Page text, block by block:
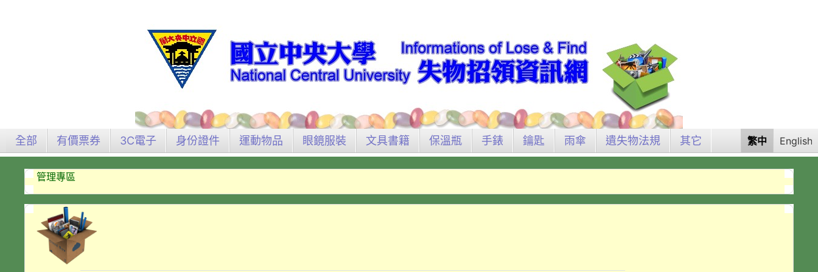
全部 有價票券 3C電子 身份證件 運動物品 眼鏡服裝 文具書籍 保溫瓶 手錶 鑰匙 雨傘 遺失物法規 其它 繁中 English
管理專區